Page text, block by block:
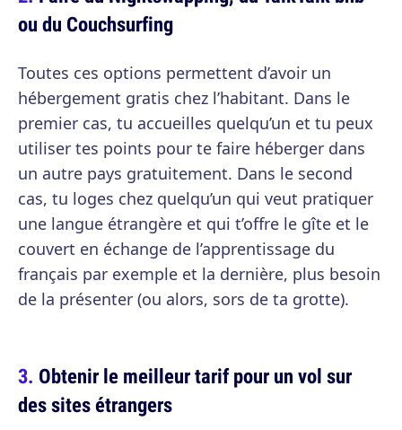
ou du Couchsurfing
Toutes ces options permettent d’avoir un
hébergement gratis chez l’habitant. Dans le
premier cas, tu accueilles quelqu’un et tu peux
utiliser tes points pour te faire héberger dans
un autre pays gratuitement. Dans le second
cas, tu loges chez quelqu’un qui veut pratiquer
une langue étrangère et qui t’offre le gîte et le
couvert en échange de l’apprentissage du
français par exemple et la dernière, plus besoin
de la présenter (ou alors, sors de ta grotte).
Obtenir le meilleur tarif pour un vol sur
des sites étrangers